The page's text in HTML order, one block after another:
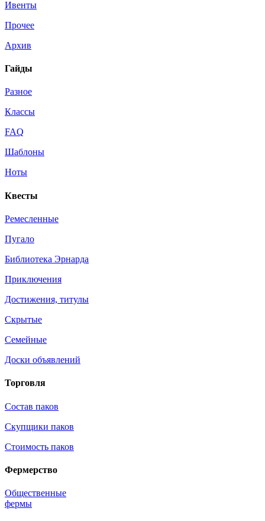
Ивенты
Прочее
Архив
Гайды
Разное
Классы
FAQ
Шаблоны
Ноты
Квесты
Ремесленные
Пугало
Библиотека Эрнарда
Приключения
Достижения, титулы
Скрытые
Семейные
Доски объявлений
Торговля
Состав паков
Скупщики паков
Стоимость паков
Фермерство
Общественные
фермы